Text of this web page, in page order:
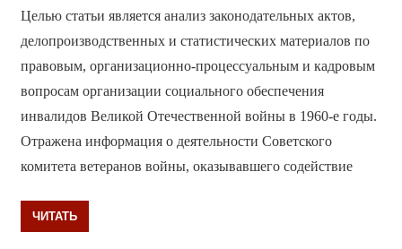
Целью статьи является анализ законодательных актов,
делопроизводственных и статистических материалов по
правовым, организационно-процессуальным и кадровым
вопросам организации социального обеспечения
инвалидов Великой Отечественной войны в 1960-е годы.
Отражена информация о деятельности Советского
комитета ветеранов войны, оказывавшего содействие
ЧИТАТЬ